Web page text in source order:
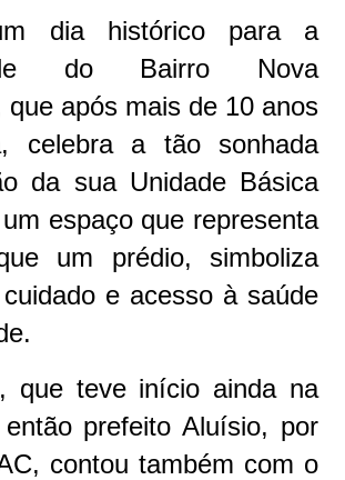
dia histórico para a
do Bairro Nova
que após mais de 10 anos
celebra a tão sonhada
da sua Unidade Básica
espaço que representa
um prédio, simboliza
e acesso à saúde
que teve início ainda na
prefeito Aluísio, por
contou também com o